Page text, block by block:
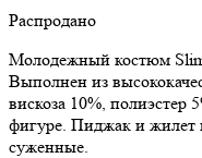
Распродано
Молодежный костюм
Выполнен из
вискоза 10%, полиэстер
фигуре. Пиджак и жилет
суженные.